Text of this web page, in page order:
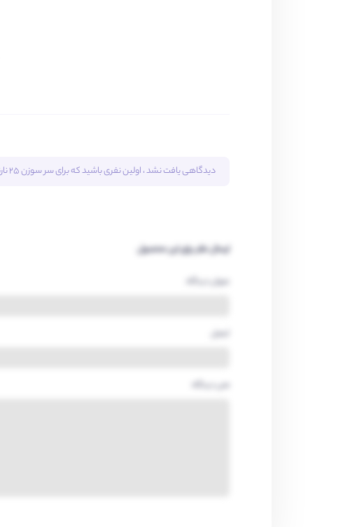
دیدگاهی یافت نشد ، اولین نفری باشید که برایسر سوزن ۲۵ نارنجی
ارسال نظر برای این محصول
عنوان دیدگاه
ایمیل
متن دیدگاه